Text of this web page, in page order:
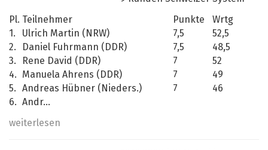
Pl. Teilnehmer Punkte
Wrtg
1.
Ulrich Martin (NRW) 7,5
52,5
2.
Daniel Fuhrmann (DDR) 7,5
48,5
3.
Rene David (DDR) 7
52
4.
Manuela Ahrens (DDR) 7
49
5.
Andreas Hübner (Nieders.) 7
46
6.
Andr...
weiterlesen